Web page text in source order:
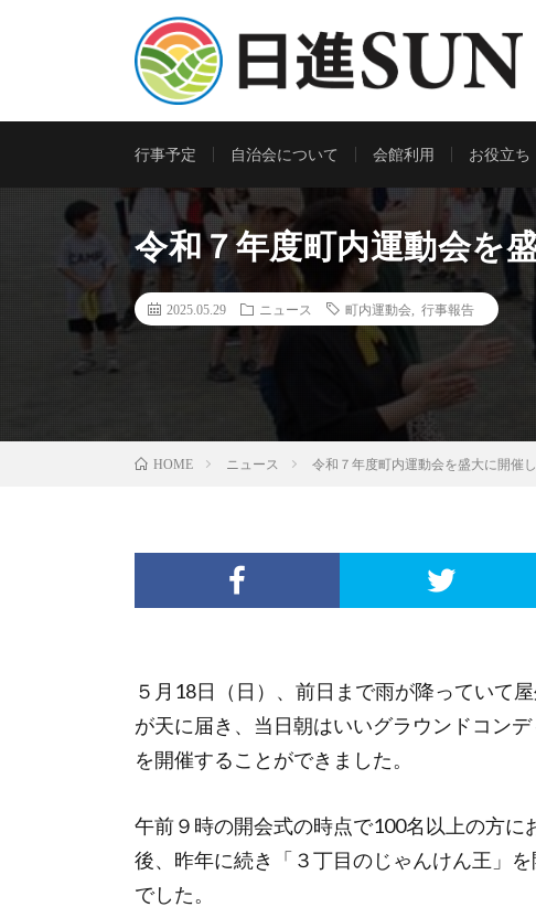
行事予定 自治会について 会館利用 お役立ち
令和７年度町内運動会を
2025.05.29 ニュース 町内運動会 行事報告
HOME ニュース 令和７年度町内運動会を盛大に開催
５月18日（日）、前日まで雨が降っていて
が天に届き、当日朝はいいグラウンドコン
を開催することができました。
午前９時の開会式の時点で100名以上の方
後、昨年に続き「３丁目のじゃんけん王」
でした。